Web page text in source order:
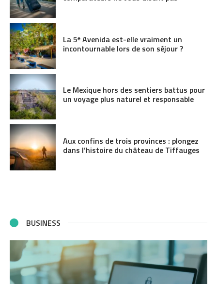
La 5ᵉ Avenida est-elle vraiment un
incontournable lors de son séjour ?
Le Mexique hors des sentiers battus pour
un voyage plus naturel et responsable
Aux confins de trois provinces : plongez
dans l’histoire du château de Tiffauges
BUSINESS